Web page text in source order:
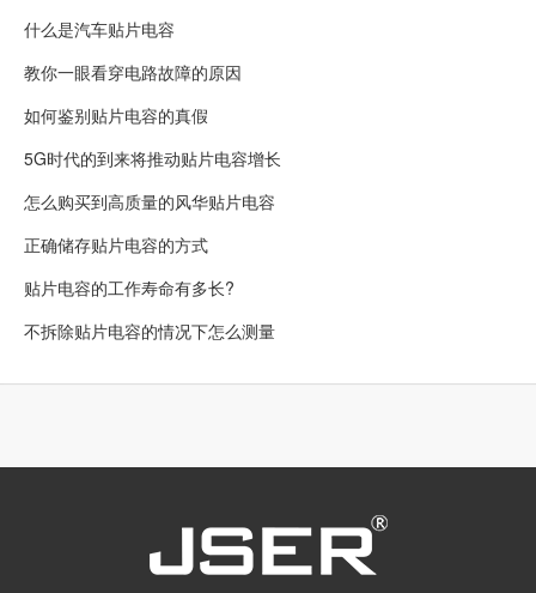
什么是汽车贴片电容
教你一眼看穿电路故障的原因
如何鉴别贴片电容的真假
5G时代的到来将推动贴片电容增长
怎么购买到高质量的风华贴片电容
正确储存贴片电容的方式
贴片电容的工作寿命有多长?
不拆除贴片电容的情况下怎么测量